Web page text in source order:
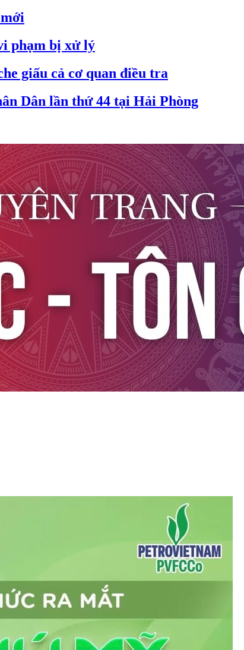
phạm bị xử lý
giấu cả cơ quan điều tra
Dân lần thứ 44 tại Hải Phòng